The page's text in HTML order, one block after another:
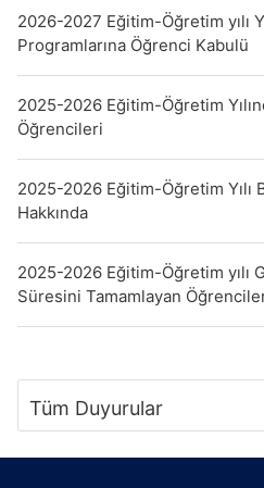
2026-2027 Eğitim-Öğretim yılı
Programlarına Öğrenci Kabulü
2025-2026 Eğitim-Öğretim
Öğrencileri
2025-2026 Eğitim-Öğretim Yılı
Hakkında
2025-2026 Eğitim-Öğretim yılı
Süresini Tamamlayan
Tüm Duyurular